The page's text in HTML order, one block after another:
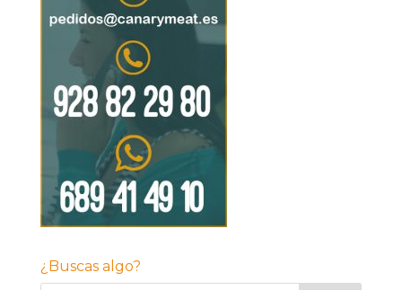
¿Buscas algo?